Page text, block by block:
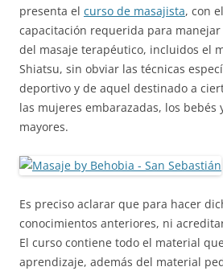
presenta el curso de masajista, con
capacitación requerida para
del masaje terapéutico, incluidos el
Shiatsu, sin obviar las técnicas
deportivo y de aquel destinado a
las mujeres embarazadas, los bebés
mayores.
Es preciso aclarar que para hacer
conocimientos anteriores, ni
El curso contiene todo el material
aprendizaje, además del material